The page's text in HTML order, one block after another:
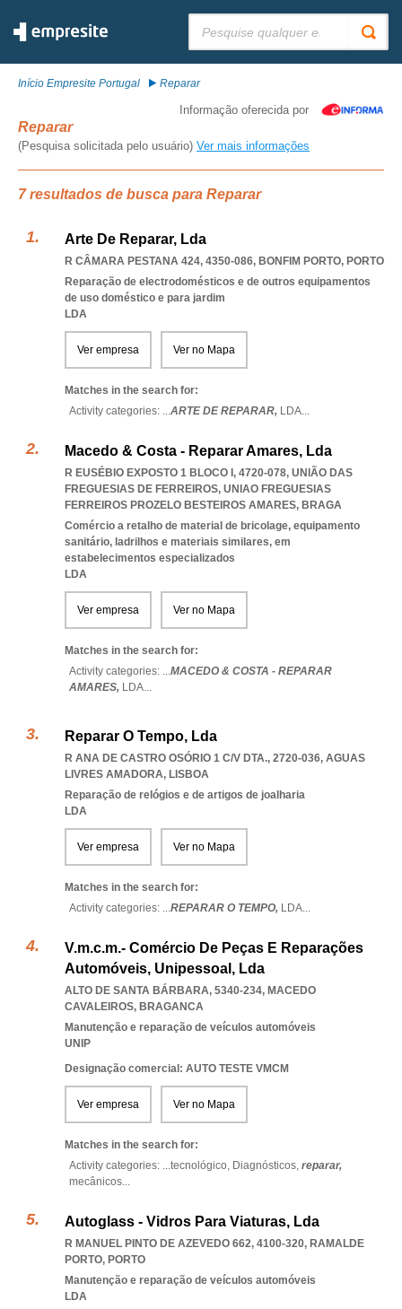
Início Empresite Portugal Reparar
Informação oferecida por
Reparar
(Pesquisa solicitada pelo usuário) Ver mais informações
7 resultados de busca para Reparar
Arte De Reparar, Lda
R CÂMARA PESTANA 424, 4350-086, BONFIM PORTO, PORTO
Reparação de electrodomésticos e de outros equipamentos
de uso doméstico e para jardim
LDA
Ver empresa Ver no Mapa
Matches in the search for:
Activity categories: ...ARTE DE REPARAR, LDA...
Macedo & Costa - Reparar Amares, Lda
R EUSÉBIO EXPOSTO 1 BLOCO I, 4720-078, UNIÃO DAS
FREGUESIAS DE FERREIROS, UNIAO FREGUESIAS
FERREIROS PROZELO BESTEIROS AMARES, BRAGA
Comércio a retalho de material de bricolage, equipamento
sanitário, ladrilhos e materiais similares, em
estabelecimentos especializados
LDA
Ver empresa Ver no Mapa
Matches in the search for:
Activity categories: ...MACEDO & COSTA - REPARAR
AMARES, LDA...
Reparar O Tempo, Lda
R ANA DE CASTRO OSÓRIO 1 C/V DTA., 2720-036, AGUAS
LIVRES AMADORA, LISBOA
Reparação de relógios e de artigos de joalharia
LDA
Ver empresa Ver no Mapa
Matches in the search for:
Activity categories: ...REPARAR O TEMPO, LDA...
V.m.c.m.- Comércio De Peças E Reparações
Automóveis, Unipessoal, Lda
ALTO DE SANTA BÁRBARA, 5340-234, MACEDO
CAVALEIROS, BRAGANCA
Manutenção e reparação de veículos automóveis
UNIP
Designação comercial: AUTO TESTE VMCM
Ver empresa Ver no Mapa
Matches in the search for:
Activity categories: ...tecnológico, Diagnósticos, reparar,
mecânicos...
Autoglass - Vidros Para Viaturas, Lda
R MANUEL PINTO DE AZEVEDO 662, 4100-320, RAMALDE
PORTO, PORTO
Manutenção e reparação de veículos automóveis
LDA